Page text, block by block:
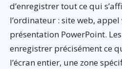
d’enregistrer tout ce qui
l’ordinateur : site web,
présentation PowerPoint.
enregistrer précisément ce
l’écran entier, une zone